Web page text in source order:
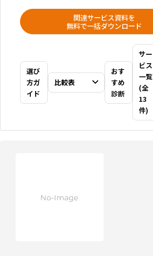
関連サービス資料を
無料で一括ダウンロード
選び
方ガ
イド
比較表
おす
すめ
診断
サー
ビス
一覧
(全
13
件)